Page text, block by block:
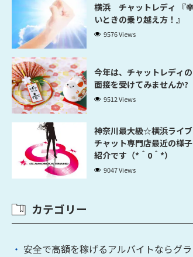
横浜 チャットレディ 『辛
いときの乗り越え方！』
9576 Views
今年は、チャットレディの
面接を受けてみませんか?
9512 Views
神奈川最大級☆横浜ライブ
チャット専門店最近の様子
紹介です（*＾0＾*）
9047 Views
カテゴリー
安全で高額を稼げるアルバイトならグラ